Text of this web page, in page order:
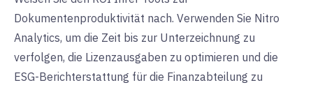
Dokumentenproduktivität nach. Verwenden Sie Nitro
Analytics, um die Zeit bis zur Unterzeichnung zu
verfolgen, die Lizenzausgaben zu optimieren und die
ESG-Berichterstattung für die Finanzabteilung zu